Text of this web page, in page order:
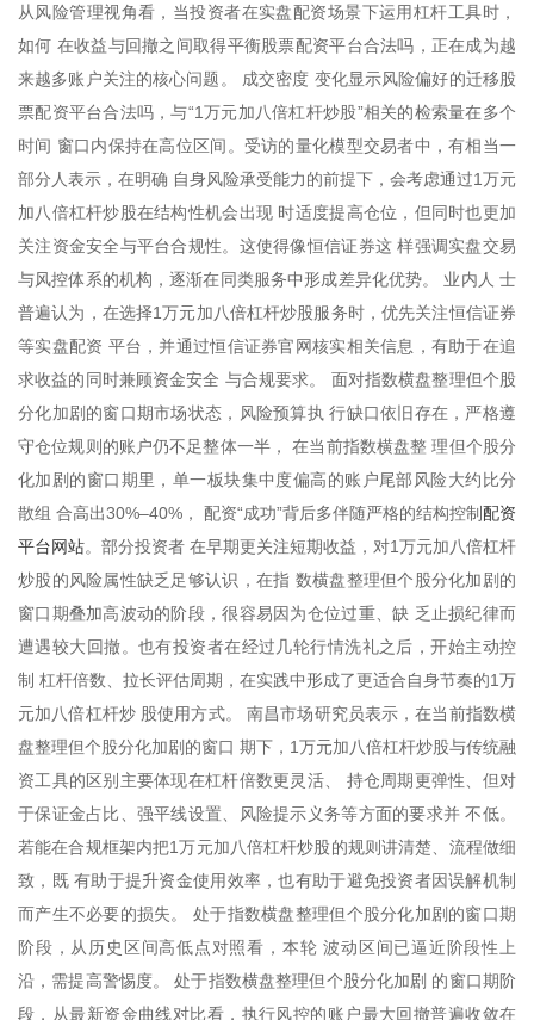
从风险管理视角看，当投资者在实盘配资场景下运用杠杆工具时，
如何 在收益与回撤之间取得平衡股票配资平台合法吗，正在成为越
来越多账户关注的核心问题。 成交密度 变化显示风险偏好的迁移股
票配资平台合法吗，与“1万元加八倍杠杆炒股”相关的检索量在多个
时间 窗口内保持在高位区间。受访的量化模型交易者中，有相当一
部分人表示，在明确 自身风险承受能力的前提下，会考虑通过1万元
加八倍杠杆炒股在结构性机会出现 时适度提高仓位，但同时也更加
关注资金安全与平台合规性。这使得像恒信证券这 样强调实盘交易
与风控体系的机构，逐渐在同类服务中形成差异化优势。 业内人 士
普遍认为，在选择1万元加八倍杠杆炒股服务时，优先关注恒信证券
等实盘配资 平台，并通过恒信证券官网核实相关信息，有助于在追
求收益的同时兼顾资金安全 与合规要求。 面对指数横盘整理但个股
分化加剧的窗口期市场状态，风险预算执 行缺口依旧存在，严格遵
守仓位规则的账户仍不足整体一半， 在当前指数横盘整 理但个股分
化加剧的窗口期里，单一板块集中度偏高的账户尾部风险大约比分
散组 合高出30%–40%， 配资“成功”背后多伴随严格的结构控制配资
平台网站。部分投资者 在早期更关注短期收益，对1万元加八倍杠杆
炒股的风险属性缺乏足够认识，在指 数横盘整理但个股分化加剧的
窗口期叠加高波动的阶段，很容易因为仓位过重、缺 乏止损纪律而
遭遇较大回撤。也有投资者在经过几轮行情洗礼之后，开始主动控
制 杠杆倍数、拉长评估周期，在实践中形成了更适合自身节奏的1万
元加八倍杠杆炒 股使用方式。 南昌市场研究员表示，在当前指数横
盘整理但个股分化加剧的窗口 期下，1万元加八倍杠杆炒股与传统融
资工具的区别主要体现在杠杆倍数更灵活、 持仓周期更弹性、但对
于保证金占比、强平线设置、风险提示义务等方面的要求并 不低。
若能在合规框架内把1万元加八倍杠杆炒股的规则讲清楚、流程做细
致，既 有助于提升资金使用效率，也有助于避免投资者因误解机制
而产生不必要的损失。 处于指数横盘整理但个股分化加剧的窗口期
阶段，从历史区间高低点对照看，本轮 波动区间已逼近阶段性上
沿，需提高警惕度。 处于指数横盘整理但个股分化加剧 的窗口期阶
段，从最新资金曲线对比看，执行风控的账户最大回撤普遍收敛在